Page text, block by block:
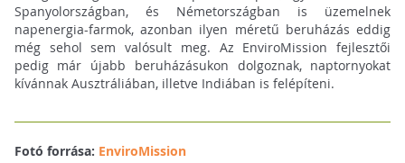
Spanyolországban, és Németországban is üzemelnek
napenergia-farmok, azonban ilyen méretű beruházás eddig
még sehol sem valósult meg. Az EnviroMission fejlesztői
pedig már újabb beruházásukon dolgoznak, naptornyokat
kívánnak Ausztráliában, illetve Indiában is felépíteni.
Fotó forrása: EnviroMission